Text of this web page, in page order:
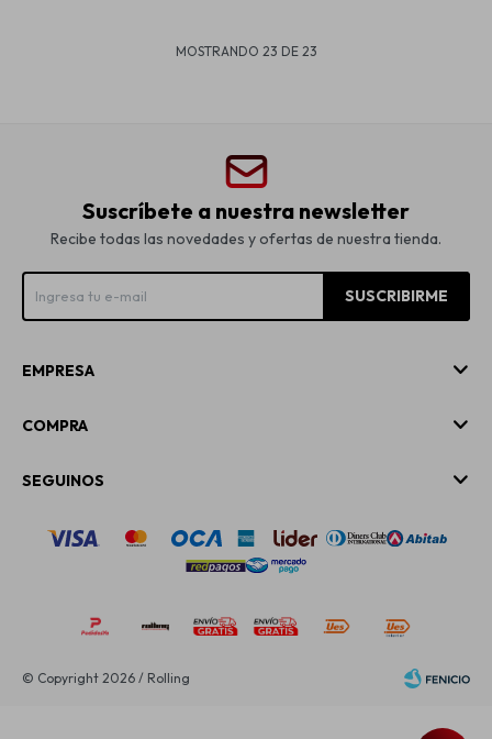
MOSTRANDO 23 DE 23
Suscríbete a nuestra newsletter
Recibe todas las novedades y ofertas de nuestra tienda.
SUSCRIBIRME
EMPRESA
COMPRA
SEGUINOS
© Copyright 2026 / Rolling